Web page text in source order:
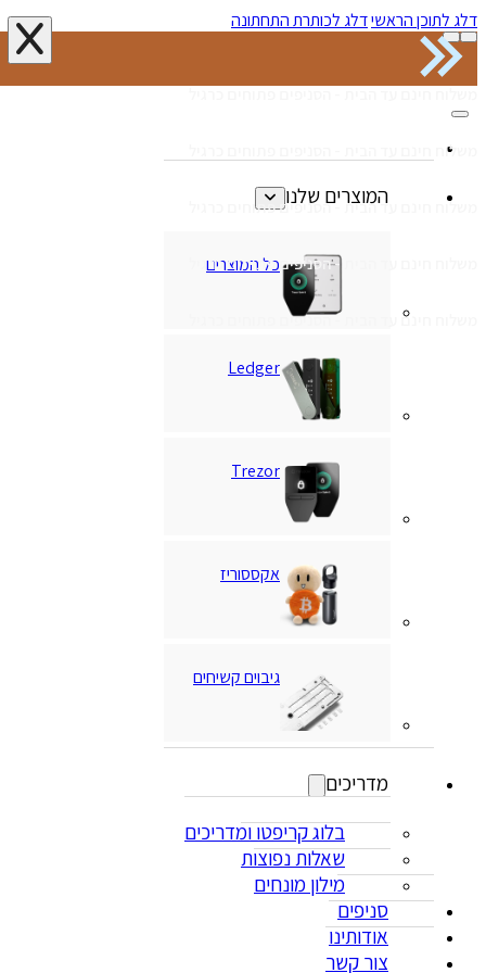
דלג לתוכן הראשידלג לכותרת התחתונה
משלוח חינם עד הבית - הסניפים פתוחים כרגיל
משלוח חינם עד הבית - הסניפים פתוחים כרגיל
משלוח חינם עד הבית - הסניפים פתוחים כרגיל
משלוח חינם עד הבית - הסניפים פתוחים כרגיל
המוצרים שלנו
כל המוצרים
Ledger
Trezor
אקססוריז
גיבוים קשיחים
מדריכים
בלוג קריפטו ומדריכים
שאלות נפוצות
מילון מונחים
סניפים
אודותינו
צור קשר